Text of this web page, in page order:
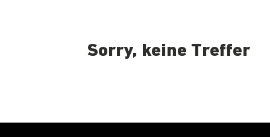
Sorry, keine Treffer